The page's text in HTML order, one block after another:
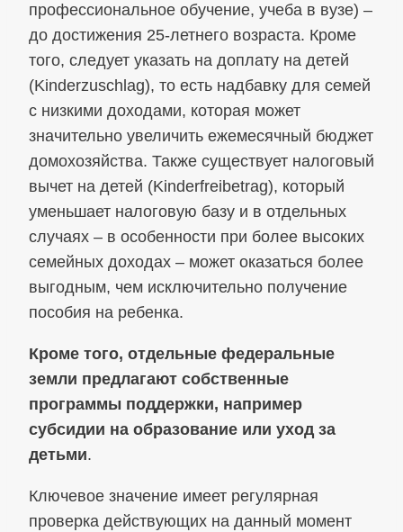
профессиональное обучение, учеба в вузе) –
до достижения 25‑летнего возраста. Кроме
того, следует указать на доплату на детей
(Kinderzuschlag), то есть надбавку для семей
с низкими доходами, которая может
значительно увеличить ежемесячный бюджет
домохозяйства. Также существует налоговый
вычет на детей (Kinderfreibetrag), который
уменьшает налоговую базу и в отдельных
случаях – в особенности при более высоких
семейных доходах – может оказаться более
выгодным, чем исключительно получение
пособия на ребенка.
Кроме того, отдельные федеральные
земли предлагают собственные
программы поддержки, например
субсидии на образование или уход за
детьми.
Ключевое значение имеет регулярная
проверка действующих на данный момент